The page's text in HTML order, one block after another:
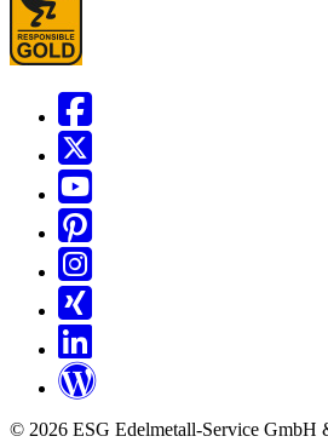
© 2026 ESG Edelmetall-Service GmbH